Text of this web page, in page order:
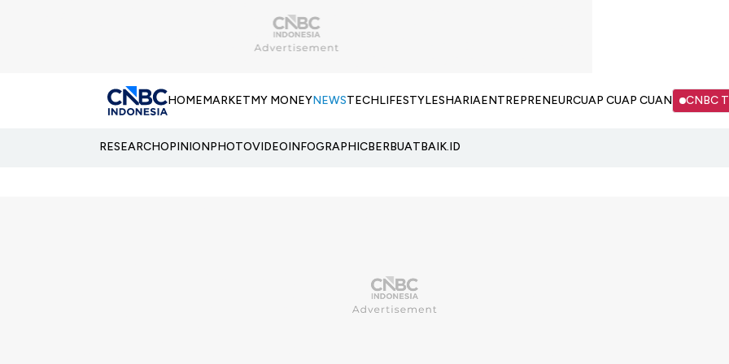
HOMEMARKETMY MONEYNEWSTECHLIFESTYLESHARIAENTREPRENEURCUAP CUAP CUAN CNBC
RESEARCHOPINIONPHOTOVIDEOINFOGRAPHICBERBUATBAIK.ID